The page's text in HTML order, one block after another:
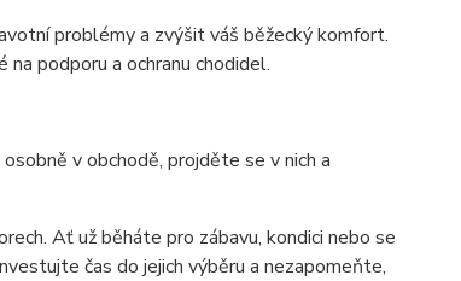
problémy a zvýšit váš běžecký komfort.
podporu a ochranu chodidel.
v obchodě, projděte se v nich a
Ať už běháte pro zábavu, kondici nebo se
čas do jejich výběru a nezapomeňte,